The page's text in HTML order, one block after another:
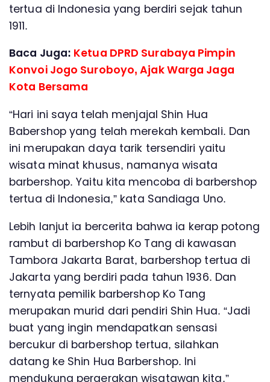
tertua di Indonesia yang berdiri sejak tahun
1911.
Baca Juga: Ketua DPRD Surabaya Pimpin
Konvoi Jogo Suroboyo, Ajak Warga Jaga
Kota Bersama
“Hari ini saya telah menjajal Shin Hua
Babershop yang telah merekah kembali. Dan
ini merupakan daya tarik tersendiri yaitu
wisata minat khusus, namanya wisata
barbershop. Yaitu kita mencoba di barbershop
tertua di Indonesia,” kata Sandiaga Uno.
Lebih lanjut ia bercerita bahwa ia kerap potong
rambut di barbershop Ko Tang di kawasan
Tambora Jakarta Barat, barbershop tertua di
Jakarta yang berdiri pada tahun 1936. Dan
ternyata pemilik barbershop Ko Tang
merupakan murid dari pendiri Shin Hua. “Jadi
buat yang ingin mendapatkan sensasi
bercukur di barbershop tertua, silahkan
datang ke Shin Hua Barbershop. Ini
mendukung pergerakan wisatawan kita,”